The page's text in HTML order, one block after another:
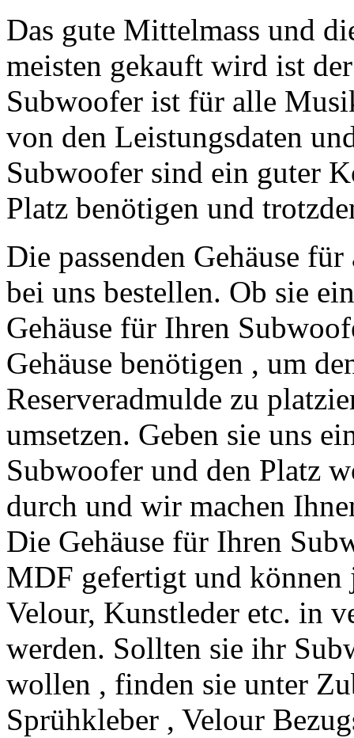
Das gute Mittelmass und
meisten gekauft wird ist
Subwoofer ist für alle
von den Leistungsdaten
Subwoofer sind ein guter
Platz benötigen und
Die passenden Gehäuse
bei uns bestellen. Ob sie
Gehäuse für Ihren
Gehäuse benötigen , um
Reserveradmulde zu
umsetzen. Geben sie uns
Subwoofer und den Platz
durch und wir machen
Die Gehäuse für Ihren
MDF gefertigt und können
Velour, Kunstleder etc. in
werden. Sollten sie ihr
wollen , finden sie unter
Sprühkleber , Velour